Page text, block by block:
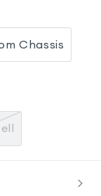
Chassis